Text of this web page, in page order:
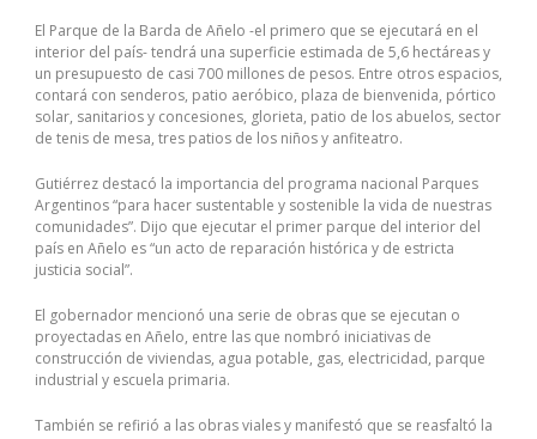
El Parque de la Barda de Añelo -el primero que se ejecutará en el
interior del país- tendrá una superficie estimada de 5,6 hectáreas y
un presupuesto de casi 700 millones de pesos. Entre otros espacios,
contará con senderos, patio aeróbico, plaza de bienvenida, pórtico
solar, sanitarios y concesiones, glorieta, patio de los abuelos, sector
de tenis de mesa, tres patios de los niños y anfiteatro.
Gutiérrez destacó la importancia del programa nacional Parques
Argentinos “para hacer sustentable y sostenible la vida de nuestras
comunidades”. Dijo que ejecutar el primer parque del interior del
país en Añelo es “un acto de reparación histórica y de estricta
justicia social”.
El gobernador mencionó una serie de obras que se ejecutan o
proyectadas en Añelo, entre las que nombró iniciativas de
construcción de viviendas, agua potable, gas, electricidad, parque
industrial y escuela primaria.
También se refirió a las obras viales y manifestó que se reasfaltó la